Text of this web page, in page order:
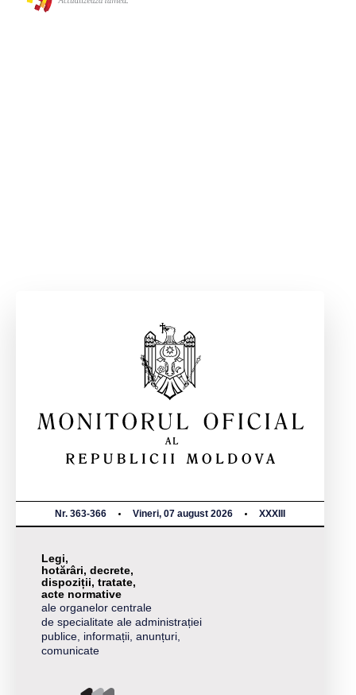
Nr. 363-366 Vineri, 07 august 2026 XXXIII
Legi,
hotărâri, decrete,
dispoziții, tratate,
acte normative
ale organelor centrale
de specialitate ale administrației
publice, informații, anunțuri,
comunicate